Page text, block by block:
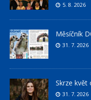
5. 8. 2026
Měsíčník
31. 7. 2026
Skrze květ
31. 7. 2026